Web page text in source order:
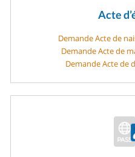
Acte
Demande Acte de
Demande Acte de
Demande Acte de